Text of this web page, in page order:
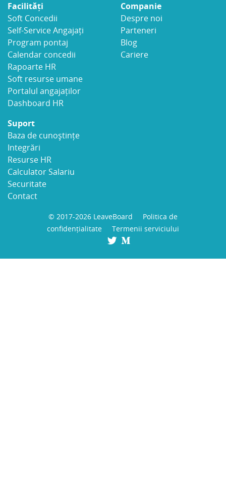
Facilități
Soft Concedii
Self-Service Angajați
Program pontaj
Calendar concedii
Rapoarte HR
Soft resurse umane
Portalul angajaților
Dashboard HR
Companie
Despre noi
Parteneri
Blog
Cariere
Suport
Baza de cunoștințe
Integrări
Resurse HR
Calculator Salariu
Securitate
Contact
© 2017-2026 LeaveBoard
Politica de
confidențialitate
Termenii serviciului